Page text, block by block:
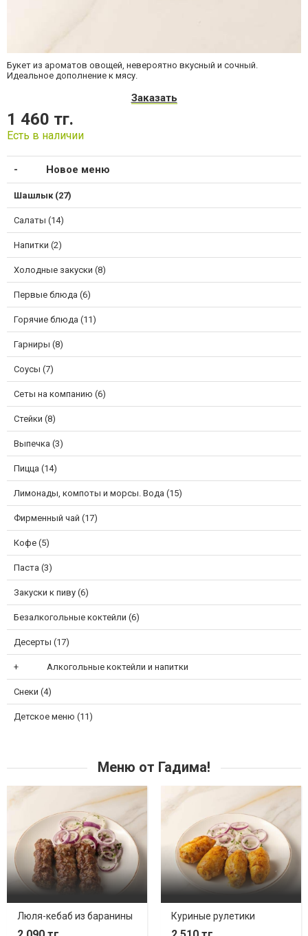
Букет из ароматов овощей, невероятно вкусный и сочный.
Идеальное дополнение к мясу.
Заказать
1 460 тг.
Есть в наличии
Новое меню
Шашлык (27)
Салаты (14)
Напитки (2)
Холодные закуски (8)
Первые блюда (6)
Горячие блюда (11)
Гарниры (8)
Соусы (7)
Сеты на компанию (6)
Стейки (8)
Выпечка (3)
Пицца (14)
Лимонады, компоты и морсы. Вода (15)
Фирменный чай (17)
Кофе (5)
Паста (3)
Закуски к пиву (6)
Безалкогольные коктейли (6)
Десерты (17)
Алкогольные коктейли и напитки
Снеки (4)
Детское меню (11)
Меню от Гадима!
Люля-кебаб из баранины Куриные рулетики